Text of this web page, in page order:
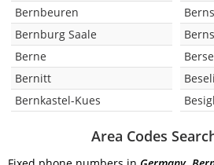
Bernbeuren
Bernburg Saale
Berne
Bernitt
Bernkastel-Kues
Area Codes